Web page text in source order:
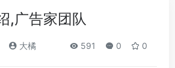
,广告家团队
大橘 591 0 0